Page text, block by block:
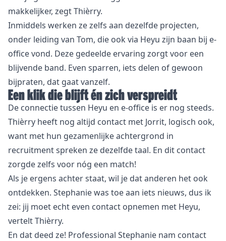
makkelijker, zegt Thièrry.
Inmiddels werken ze zelfs aan dezelfde projecten,
onder leiding van Tom, die ook via Heyu zijn baan bij e-
office vond. Deze gedeelde ervaring zorgt voor een
blijvende band. Even sparren, iets delen of gewoon
bijpraten, dat gaat vanzelf.
Een klik die blijft én zich verspreidt
De connectie tussen Heyu en e-office is er nog steeds.
Thièrry heeft nog altijd contact met Jorrit, logisch ook,
want met hun gezamenlijke achtergrond in
recruitment spreken ze dezelfde taal. En dit contact
zorgde zelfs voor nóg een match!
Als je ergens achter staat, wil je dat anderen het ook
ontdekken. Stephanie was toe aan iets nieuws, dus ik
zei: jij moet echt even contact opnemen met Heyu,
vertelt Thièrry.
En dat deed ze! Professional Stephanie nam contact